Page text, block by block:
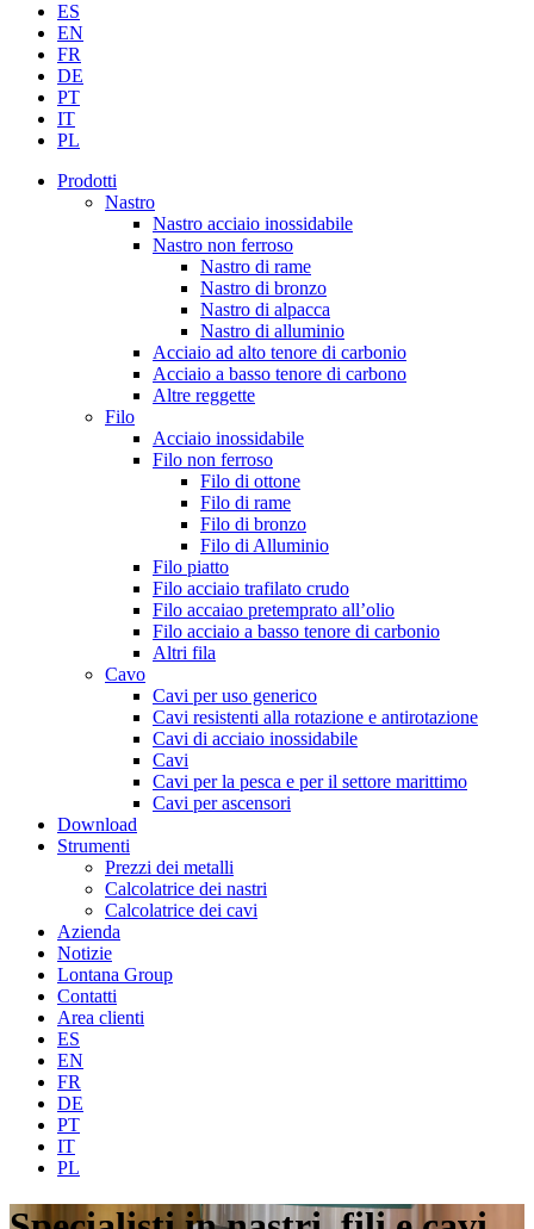
ES
EN
FR
DE
PT
IT
PL
Prodotti
Nastro
Nastro acciaio inossidabile
Nastro non ferroso
Nastro di rame
Nastro di bronzo
Nastro di alpacca
Nastro di alluminio
Acciaio ad alto tenore di carbonio
Acciaio a basso tenore di carbono
Altre reggette
Filo
Acciaio inossidabile
Filo non ferroso
Filo di ottone
Filo di rame
Filo di bronzo
Filo di Alluminio
Filo piatto
Filo acciaio trafilato crudo
Filo accaiao pretemprato all’olio
Filo acciaio a basso tenore di carbonio
Altri fila
Cavo
Cavi per uso generico
Cavi resistenti alla rotazione e antirotazione
Cavi di acciaio inossidabile
Cavi
Cavi per la pesca e per il settore marittimo
Cavi per ascensori
Download
Strumenti
Prezzi dei metalli
Calcolatrice dei nastri
Calcolatrice dei cavi
Azienda
Notizie
Lontana Group
Contatti
Area clienti
ES
EN
FR
DE
PT
IT
PL